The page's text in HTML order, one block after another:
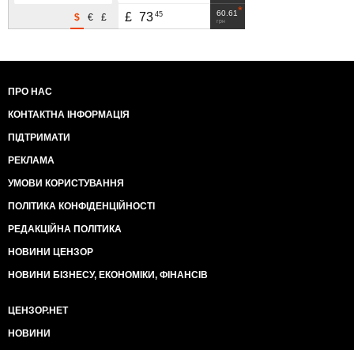
£
€
$ 60.61
грн
£ 73 45
ПРО НАС
КОНТАКТНА ІНФОРМАЦІЯ
ПІДТРИМАТИ
РЕКЛАМА
УМОВИ КОРИСТУВАННЯ
ПОЛІТИКА КОНФІДЕНЦІЙНОСТІ
РЕДАКЦІЙНА ПОЛІТИКА
НОВИНИ ЦЕНЗОР
НОВИНИ БІЗНЕСУ, ЕКОНОМІКИ, ФІНАНСІВ
ЦЕНЗОР.НЕТ
НОВИНИ